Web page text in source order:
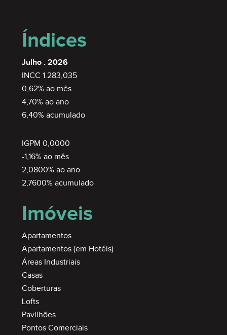
Índices
Julho . 2026
INCC 1.283,035
0,62% ao mês
4,70% ao ano
6,40% acumulado
IGPM 0,0000
-1,16% ao mês
2,0800% ao ano
2,7600% acumulado
Imóveis
Apartamentos
Apartamentos (em Hotéis)
Áreas Industriais
Casas
Coberturas
Lofts
Pavilhões
Pontos Comerciais